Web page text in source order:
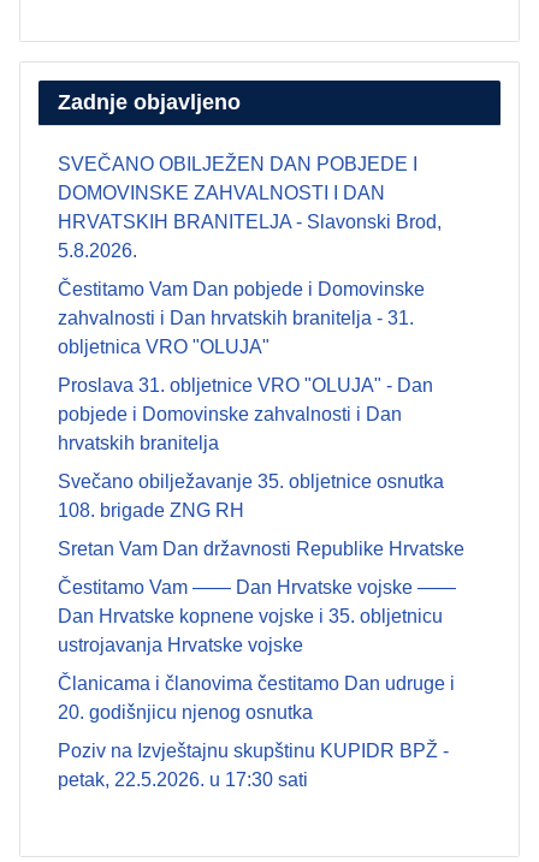
Zadnje objavljeno
SVEČANO OBILJEŽEN DAN POBJEDE I
DOMOVINSKE ZAHVALNOSTI I DAN
HRVATSKIH BRANITELJA - Slavonski Brod,
5.8.2026.
Čestitamo Vam Dan pobjede i Domovinske
zahvalnosti i Dan hrvatskih branitelja - 31.
obljetnica VRO "OLUJA"
Proslava 31. obljetnice VRO "OLUJA" - Dan
pobjede i Domovinske zahvalnosti i Dan
hrvatskih branitelja
Svečano obilježavanje 35. obljetnice osnutka
108. brigade ZNG RH
Sretan Vam Dan državnosti Republike Hrvatske
Čestitamo Vam —— Dan Hrvatske vojske ——
Dan Hrvatske kopnene vojske i 35. obljetnicu
ustrojavanja Hrvatske vojske
Članicama i članovima čestitamo Dan udruge i
20. godišnjicu njenog osnutka
Poziv na Izvještajnu skupštinu KUPIDR BPŽ -
petak, 22.5.2026. u 17:30 sati